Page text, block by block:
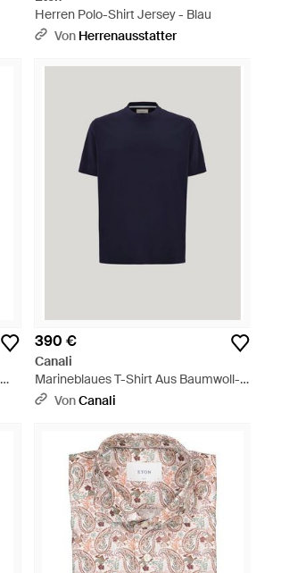
Herren Polo-Shirt Jersey - Blau
Von Herrenausstatter
390 €
Canali
Marineblaues T-Shirt Aus Baumwoll-
Interlock-Jersey Im Regular Fit
VonCanali